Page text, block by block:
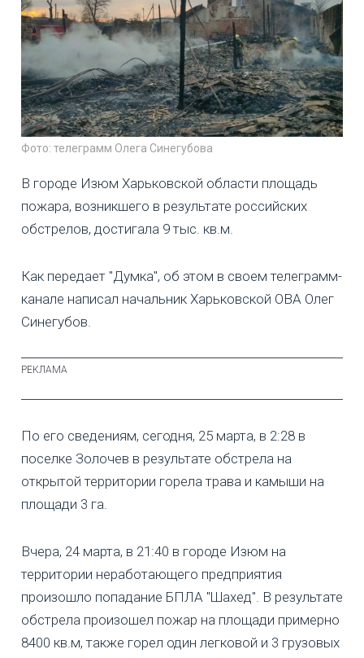
Фото: телеграмм Олега Синегубова
В городе Изюм Харьковской области площадь
пожара, возникшего в результате российских
обстрелов, достигала 9 тыс. кв.м.
Как передает "Думка", об этом в своем телеграмм-
канале написал начальник Харьковской ОВА Олег
Синегубов.
По его сведениям, сегодня, 25 марта, в 2:28 в
поселке Золочев в результате обстрела на
открытой территории горела трава и камыши на
площади 3 га.
Вчера, 24 марта, в 21:40 в городе Изюм на
территории неработающего предприятия
произошло попадание БПЛА "Шахед". В результате
обстрела произошел пожар на площади примерно
8400 кв.м, также горел один легковой и 3 грузовых